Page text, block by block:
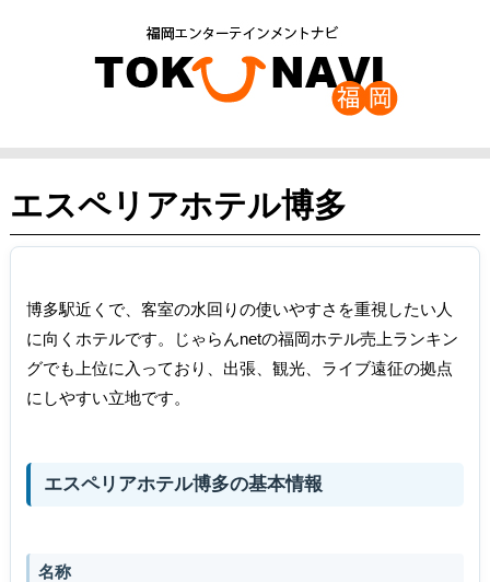
エスペリアホテル博多
博多駅近くで、客室の水回りの使いやすさを重視したい人
に向くホテルです。じゃらんnetの福岡ホテル売上ランキン
グでも上位に入っており、出張、観光、ライブ遠征の拠点
にしやすい立地です。
エスペリアホテル博多の基本情報
名称